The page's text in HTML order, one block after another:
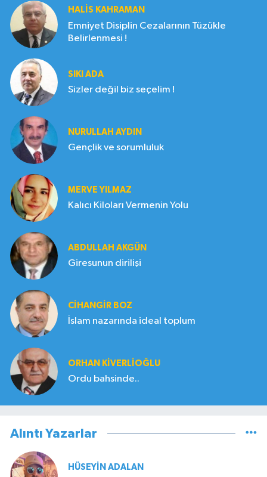
HALIS KAHRAMAN
Emniyet Disiplin Cezalarının Tüzükle
Belirlenmesi !
SIKI ADA
Sizler değil biz seçelim !
NURULLAH AYDIN
Gençlik ve sorumluluk
MERVE YILMAZ
Kalıcı Kiloları Vermenin Yolu
ABDULLAH AKGÜN
Giresunun dirilişi
CIHANGIR BOZ
İslam nazarında ideal toplum
ORHAN KIVERLIOĞLU
Ordu bahsinde..
Alıntı Yazarlar
HÜSEYIN ADALAN